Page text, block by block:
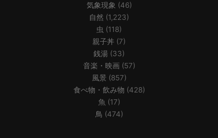
気象現象 (46)
自然 (1,223)
虫 (118)
親子丼 (7)
銭湯 (33)
音楽・映画 (57)
風景(857)
食べ物・飲み物 (428)
魚 (17)
鳥 (474)